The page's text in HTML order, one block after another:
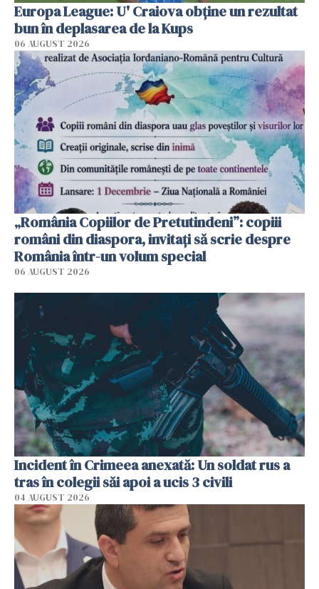
Europa League: U' Craiova obține un rezultat
bun în deplasarea de la Kups
06 AUGUST 2026
„România Copiilor de Pretutindeni”: copiii
români din diaspora, invitați să scrie despre
România într-un volum special
06 AUGUST 2026
Incident în Crimeea anexată: Un soldat rus a
tras în colegii săi apoi a ucis 3 civili
04 AUGUST 2026